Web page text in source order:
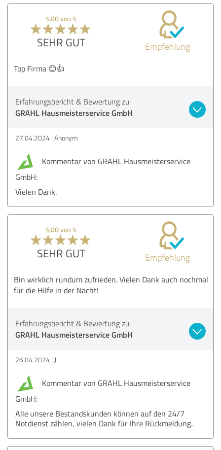
5,00 von 5
SEHR GUT Empfehlung
Top Firma 😊👍
Erfahrungsbericht & Bewertung zu:
GRAHL Hausmeisterservice GmbH
27.04.2024 Anonym
Kommentar von GRAHL Hausmeisterservice
GmbH:
Vielen Dank.
5,00 von 5
SEHR GUT Empfehlung
Bin wirklich rundum zufrieden. Vielen Dank auch nochmal
für die Hilfe in der Nacht!
Erfahrungsbericht & Bewertung zu:
GRAHL Hausmeisterservice GmbH
26.04.2024 J.
Kommentar von GRAHL Hausmeisterservice
GmbH:
Alle unsere Bestandskunden können auf den 24/7
Notdienst zählen, vielen Dank für Ihre Rückmeldung..